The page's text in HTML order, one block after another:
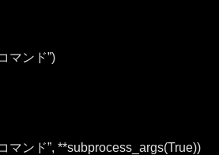
マンド”)
マンド”, **subprocess_args(True))